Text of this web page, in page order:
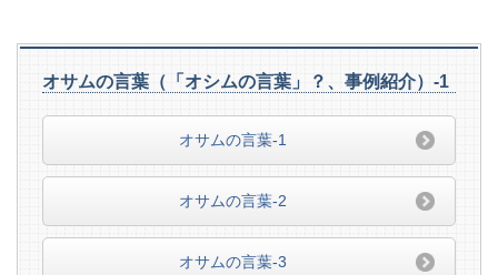
オサムの言葉（「オシムの言葉」？、事例紹介）-1
オサムの言葉-1
オサムの言葉-2
オサムの言葉-3